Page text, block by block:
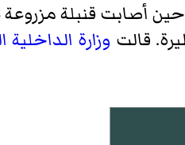
حين أصابت قنبلة
وزارة الداخلية